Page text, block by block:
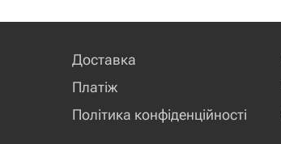
Доставка
Платіж
Політика конфіденційності